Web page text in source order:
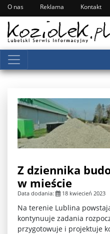
O nas Reklama Kontakt
Z dziennika
w mieście
Data dodania: 18 kwiecień 2023
Na terenie Lublina
kontynuuje zadania
przygotowuje i projektuje